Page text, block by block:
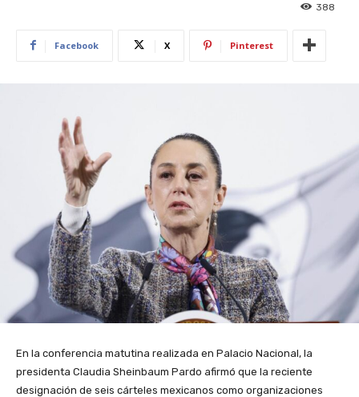
388
Facebook X Pinterest
En la conferencia matutina realizada en Palacio Nacional, la
presidenta Claudia Sheinbaum Pardo afirmó que la reciente
designación de seis cárteles mexicanos como organizaciones